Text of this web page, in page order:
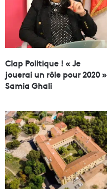
Clap Politique ! « Je
jouerai un rôle pour 2020 »
Samia Ghali